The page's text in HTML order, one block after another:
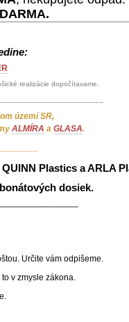
realizácie dopočítavame.
území SR,
ALMÍRA aGLASA.
Plastics a ARLA
dosiek.
Určite vám odpišeme.
to v zmysle zákona.